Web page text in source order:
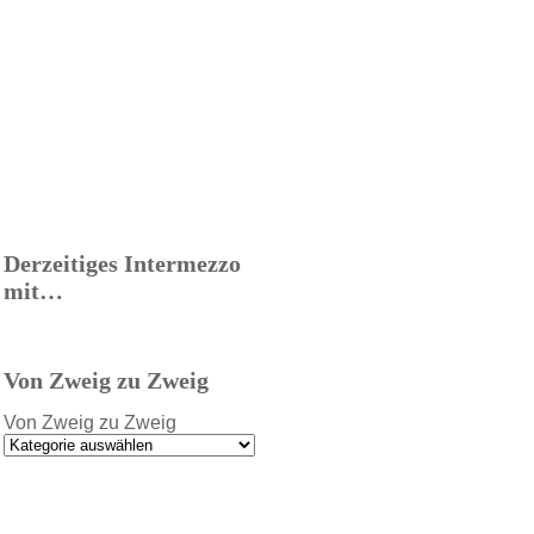
Derzeitiges Intermezzo
mit…
Von Zweig zu Zweig
Von Zweig zu Zweig